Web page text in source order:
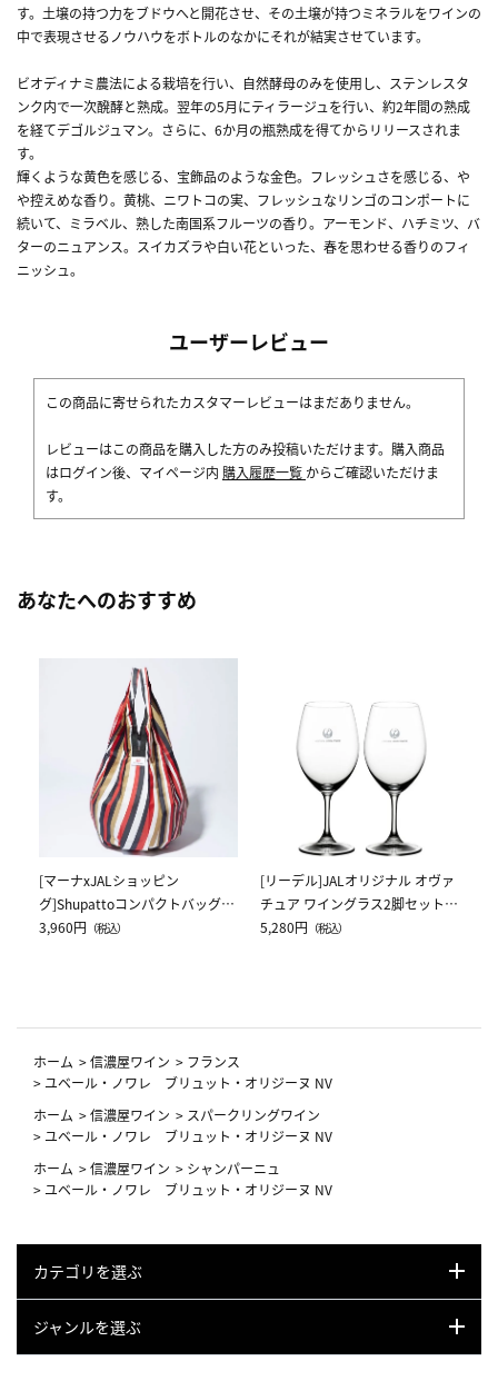
す。土壌の持つ力をブドウへと開花させ、その土壌が持つミネラルをワインの
中で表現させるノウハウをボトルのなかにそれが結実させています。
ビオディナミ農法による栽培を行い、自然酵母のみを使用し、ステンレスタ
ンク内で一次醗酵と熟成。翌年の5月にティラージュを行い、約2年間の熟成
を経てデゴルジュマン。さらに、6か月の瓶熟成を得てからリリースされま
す。
輝くような黄色を感じる、宝飾品のような金色。フレッシュさを感じる、や
や控えめな香り。黄桃、ニワトコの実、フレッシュなリンゴのコンポートに
続いて、ミラベル、熟した南国系フルーツの香り。アーモンド、ハチミツ、バ
ターのニュアンス。スイカズラや白い花といった、春を思わせる香りのフィ
ニッシュ。
ユーザーレビュー
この商品に寄せられたカスタマーレビューはまだありません。
レビューはこの商品を購入した方のみ投稿いただけます。購入商品
はログイン後、マイページ内 購入履歴一覧 からご確認いただけま
す。
あなたへのおすすめ
[マーナxJALショッピン
グ]Shupattoコンパクトバッグ
Drop JAL客室乗務員（LC）スカ
3,960円 （税込）
[リーデル]JALオリジナル オヴァ
チュア ワイングラス2脚セット
（レッドワイン）
5,280円 （税込）
ホーム >信濃屋ワイン > フランス
> ユベール・ノワレ ブリュット・オリジーヌ NV
ホーム >信濃屋ワイン > スパークリングワイン
> ユベール・ノワレ ブリュット・オリジーヌ NV
ホーム >信濃屋ワイン > シャンパーニュ
> ユベール・ノワレ ブリュット・オリジーヌ NV
カテゴリを選ぶ
ジャンルを選ぶ